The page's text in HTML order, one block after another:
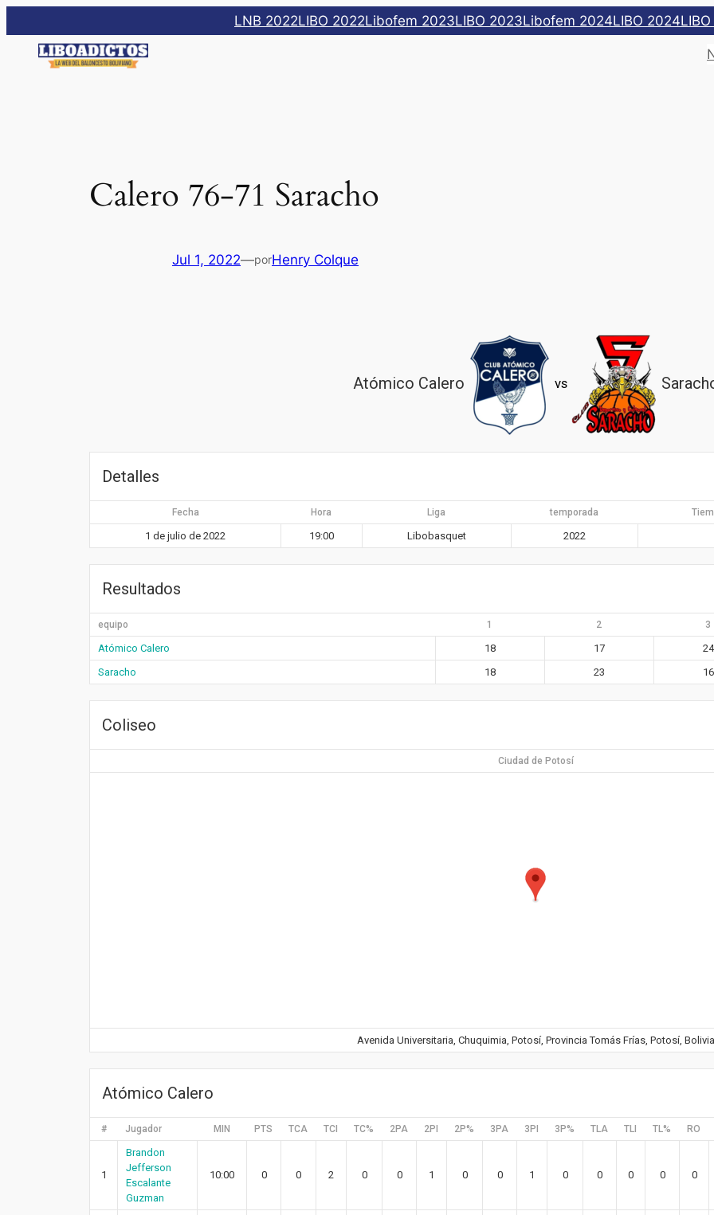
al
contenido
LNB 2022LIBO 2022Libofem 2023LIBO 2023Libofem 2024LIBO 2024
Calero 76-71 Saracho
Jul 1, 2022—porHenry Colque
Atómico Calero vs
Detalles
Fecha Hora Liga temporada
1 de julio de 2022 19:00 Libobasquet 2022
Resultados
equipo 1 2 3
Atómico Calero 18 17
24
Saracho
18 23 16
Coliseo
Ciudad de Potosí
Avenida Universitaria, Chuquimia, Potosí, Provincia Tomás Frías, Potosí, Bolivia
Atómico Calero
# Jugador MIN PTS TCA TCI TC% 2PA 2PI 2P% 3PA 3PI 3P% TLA TLI TL% RO
1
Brandon
Jefferson
Escalante
Guzman
10:00 0 0 2 0 0 1 0 0 1 0 0 0 0 0